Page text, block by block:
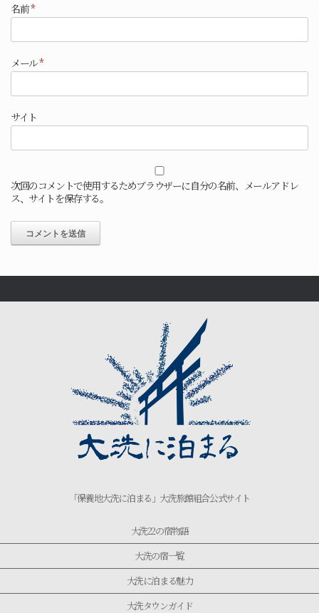
名前*
メール*
サイト
次回のコメントで使用するためブラウザーに自分の名前、メールアドレ
ス、サイトを保存する。
「保養地大洗に泊まる」大洗旅館組合公式サイト
大洗22の宿物語
大洗の宿一覧
大洗に泊まる魅力
大洗タウンガイド